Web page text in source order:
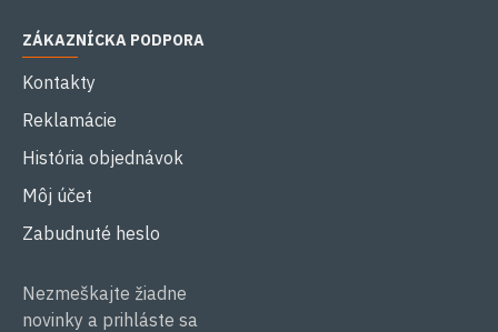
ZÁKAZNÍCKA PODPORA
Kontakty
Reklamácie
História objednávok
Môj účet
Zabudnuté heslo
Nezmeškajte žiadne
novinky a prihláste sa